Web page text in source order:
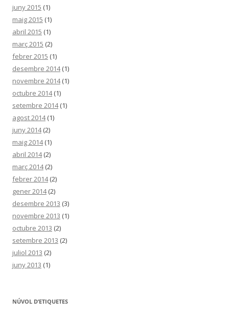
juny 2015 (1)
maig 2015 (1)
abril 2015 (1)
març 2015 (2)
febrer 2015 (1)
desembre 2014(1)
novembre 2014(1)
octubre 2014(1)
setembre 2014(1)
agost 2014(1)
juny 2014(2)
maig 2014(1)
abril 2014(2)
març 2014(2)
febrer 2014(2)
gener 2014(2)
desembre 2013 (3)
novembre 2013 (1)
octubre 2013 (2)
setembre 2013 (2)
juliol 2013 (2)
juny 2013 (1)
NÚVOL D’ETIQUETES